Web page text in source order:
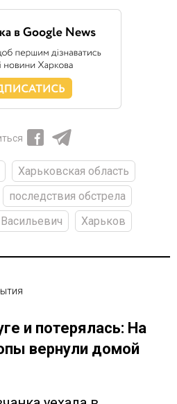
Харьковская область
последствия обстрела
Харьков
и потерялась: На
вернули домой